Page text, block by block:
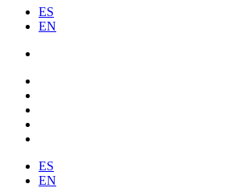
ES
EN
ES
EN